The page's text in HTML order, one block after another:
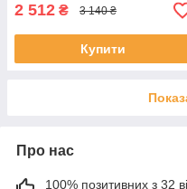
2 512 ₴ 3 140 ₴
Купити
Про нас
100% позитивних з 32